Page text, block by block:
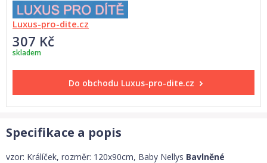
Luxus-pro-dite.cz
307 Kč
skladem
Do obchodu Luxus-pro-dite.cz
Specifikace a popis
vzor: Králíček, rozměr: 120x90cm, Baby Nellys Bavlněné